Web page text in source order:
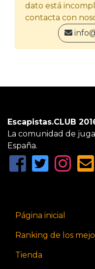
dato está
contacta con
Escapistas.CLUB
La comunidad de
España.
Página inicial
Ranking de los
Tienda